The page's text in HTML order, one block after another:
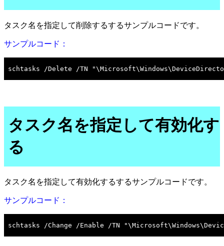
タスク名を指定して削除するするサンプルコードです。
サンプルコード：
タスク名を指定して有効化す
る
タスク名を指定して有効化するするサンプルコードです。
サンプルコード：